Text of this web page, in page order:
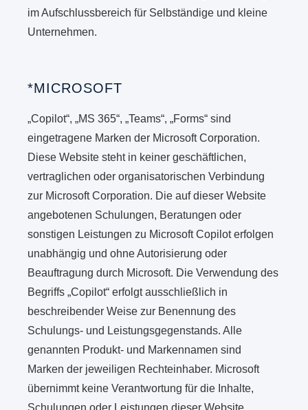
im Aufschlussbereich für Selbständige und kleine
Unternehmen.
*MICROSOFT
„Copilot“, „MS 365“, „Teams“, „Forms“ sind
eingetragene Marken der Microsoft Corporation.
Diese Website steht in keiner geschäftlichen,
vertraglichen oder organisatorischen Verbindung
zur Microsoft Corporation. Die auf dieser Website
angebotenen Schulungen, Beratungen oder
sonstigen Leistungen zu Microsoft Copilot erfolgen
unabhängig und ohne Autorisierung oder
Beauftragung durch Microsoft. Die Verwendung des
Begriffs „Copilot“ erfolgt ausschließlich in
beschreibender Weise zur Benennung des
Schulungs- und Leistungsgegenstands. Alle
genannten Produkt- und Markennamen sind
Marken der jeweiligen Rechteinhaber. Microsoft
übernimmt keine Verantwortung für die Inhalte,
Schulungen oder Leistungen dieser Website.